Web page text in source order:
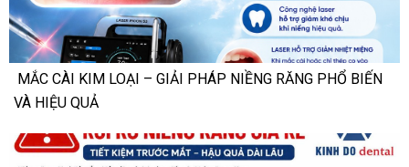
MẮC CÀI KIM LOẠI – GIẢI PHÁP NIỀNG RĂNG PHỔ BIẾN
VÀ HIỆU QUẢ